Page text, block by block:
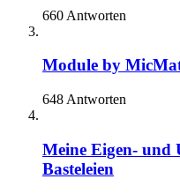
660 Antworten
Module by
648 Antworten
Meine Eigen- und
Basteleien